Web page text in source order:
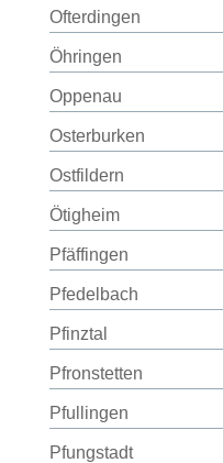
Ofterdingen
Öhringen
Oppenau
Osterburken
Ostfildern
Ötigheim
Pfäffingen
Pfedelbach
Pfinztal
Pfronstetten
Pfullingen
Pfungstadt